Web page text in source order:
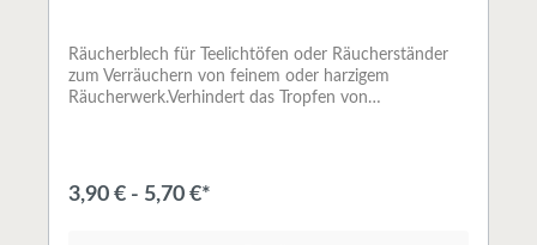
Räucherblech für Teelichtöfen oder Räucherständer
zum Verräuchern von feinem oder harzigem
Räucherwerk.Verhindert das Tropfen von
3,90 € - 5,70 €*